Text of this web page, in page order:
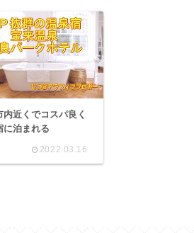
内近くでコスパ良く
に泊まれる
2022.03.16